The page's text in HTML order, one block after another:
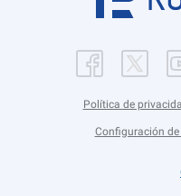
Política de
Configuración de